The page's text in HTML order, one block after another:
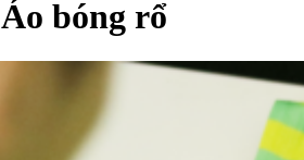
Áo bóng rổ